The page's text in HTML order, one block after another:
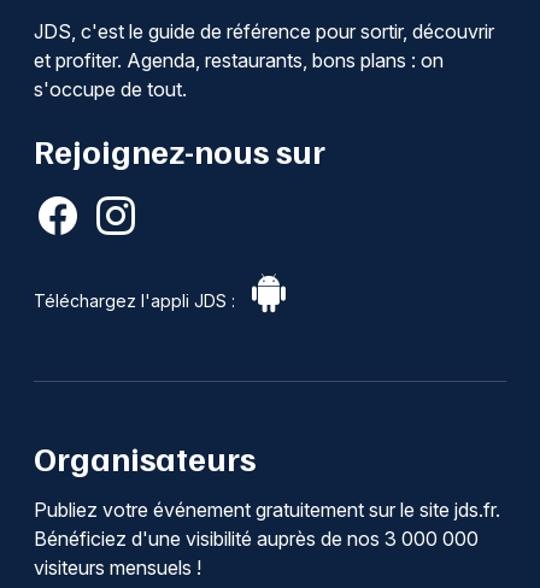
JDS, c'est le guide de référence pour sortir, découvrir
et profiter. Agenda, restaurants, bons plans : on
s'occupe de tout.
Rejoignez-nous sur
Téléchargez l'appli JDS :
Organisateurs
Publiez votre événement gratuitement sur le site jds.fr.
Bénéficiez d'une visibilité auprès de nos 3 000 000
visiteurs mensuels !